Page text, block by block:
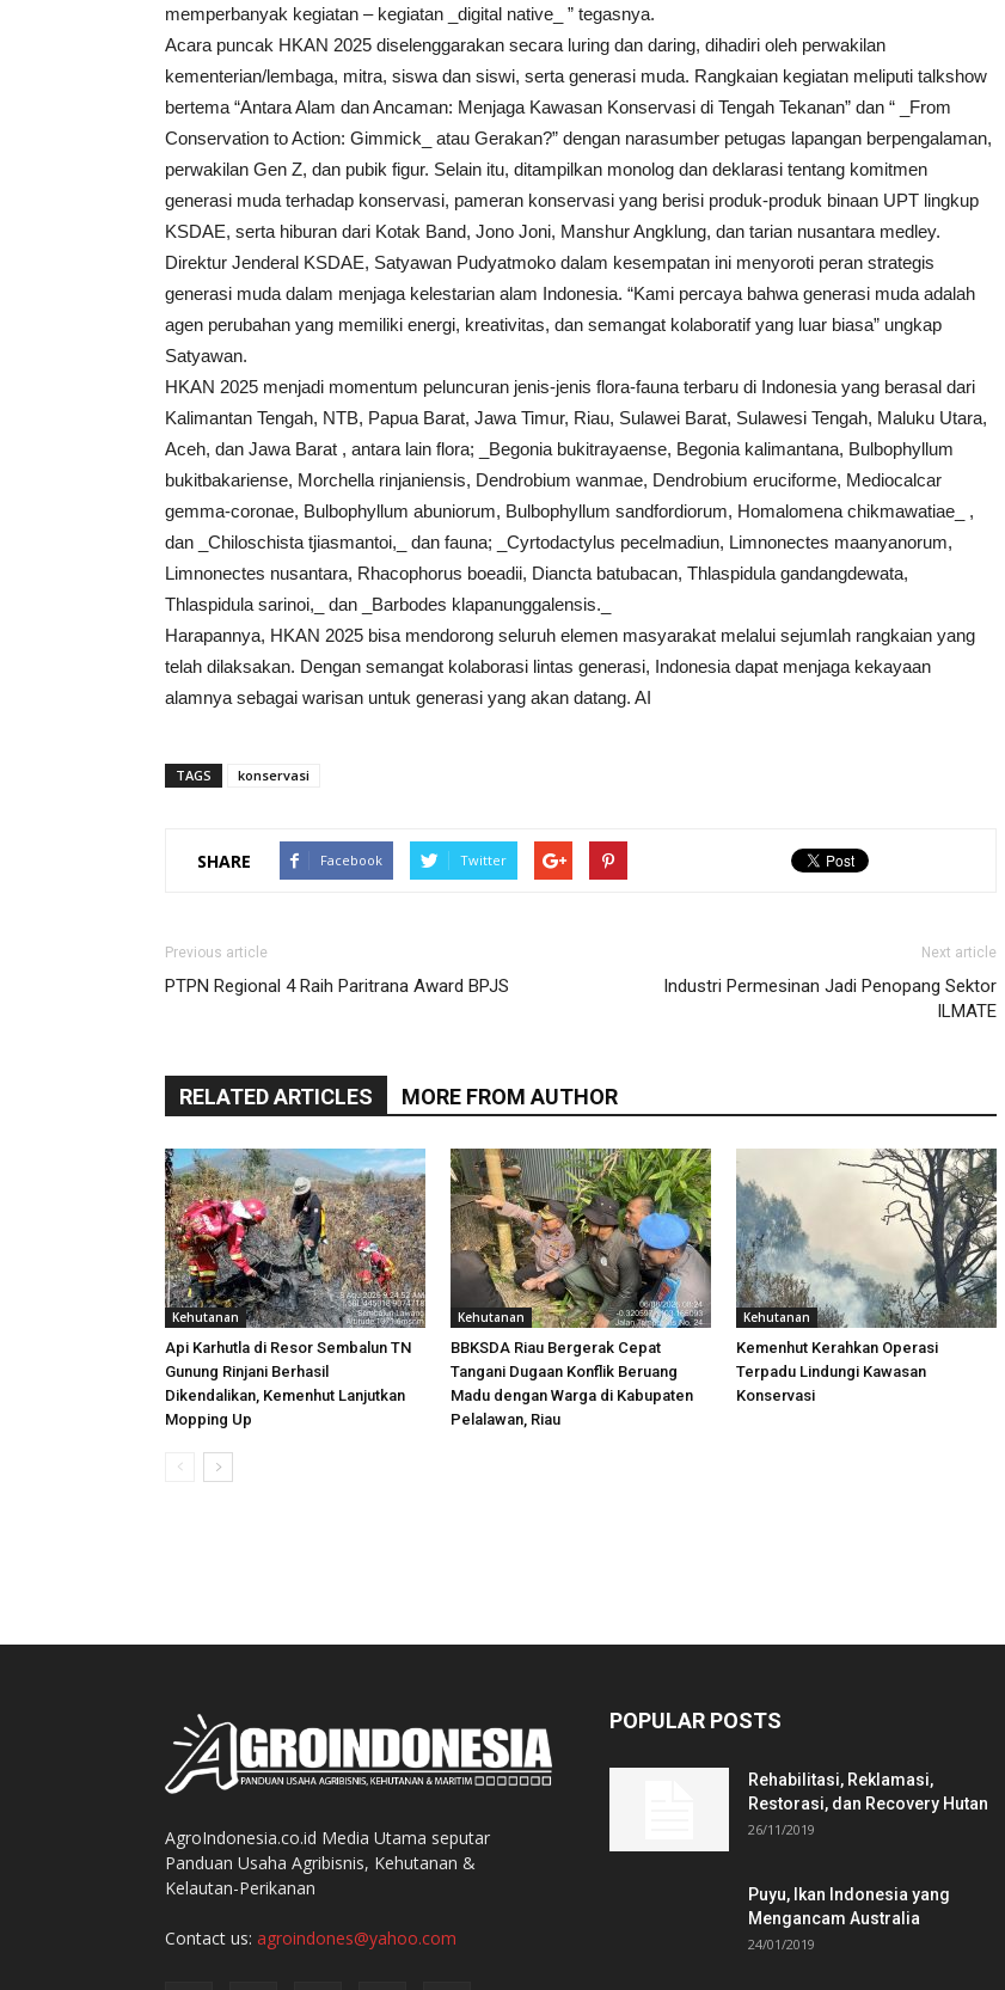
memperbanyak kegiatan – kegiatan _digital native_ ” tegasnya.
Acara puncak HKAN 2025 diselenggarakan secara luring dan daring, dihadiri oleh perwakilan
kementerian/lembaga, mitra, siswa dan siswi, serta generasi muda. Rangkaian kegiatan meliputi talkshow
bertema “Antara Alam dan Ancaman: Menjaga Kawasan Konservasi di Tengah Tekanan” dan “ _From
Conservation to Action: Gimmick_ atau Gerakan?” dengan narasumber petugas lapangan berpengalaman,
perwakilan Gen Z, dan pubik figur. Selain itu, ditampilkan monolog dan deklarasi tentang komitmen
generasi muda terhadap konservasi, pameran konservasi yang berisi produk-produk binaan UPT lingkup
KSDAE, serta hiburan dari Kotak Band, Jono Joni, Manshur Angklung, dan tarian nusantara medley.
Direktur Jenderal KSDAE, Satyawan Pudyatmoko dalam kesempatan ini menyoroti peran strategis
generasi muda dalam menjaga kelestarian alam Indonesia. “Kami percaya bahwa generasi muda adalah
agen perubahan yang memiliki energi, kreativitas, dan semangat kolaboratif yang luar biasa” ungkap
Satyawan.
HKAN 2025 menjadi momentum peluncuran jenis-jenis flora-fauna terbaru di Indonesia yang berasal dari
Kalimantan Tengah, NTB, Papua Barat, Jawa Timur, Riau, Sulawei Barat, Sulawesi Tengah, Maluku Utara,
Aceh, dan Jawa Barat , antara lain flora; _Begonia bukitrayaense, Begonia kalimantana, Bulbophyllum
bukitbakariense, Morchella rinjaniensis, Dendrobium wanmae, Dendrobium eruciforme, Mediocalcar
gemma-coronae, Bulbophyllum abuniorum, Bulbophyllum sandfordiorum, Homalomena chikmawatiae_ ,
dan _Chiloschista tjiasmantoi,_ dan fauna; _Cyrtodactylus pecelmadiun, Limnonectes maanyanorum,
Limnonectes nusantara, Rhacophorus boeadii, Diancta batubacan, Thlaspidula gandangdewata,
Thlaspidula sarinoi,_ dan _Barbodes klapanunggalensis._
Harapannya, HKAN 2025 bisa mendorong seluruh elemen masyarakat melalui sejumlah rangkaian yang
telah dilaksakan. Dengan semangat kolaborasi lintas generasi, Indonesia dapat menjaga kekayaan
alamnya sebagai warisan untuk generasi yang akan datang. AI
TAGS konservasi
SHARE Facebook Twitter
Previous article
PTPN Regional 4 Raih Paritrana Award BPJS
Next article
Industri Permesinan Jadi Penopang Sektor
ILMATE
RELATED ARTICLES MORE FROM AUTHOR
Kehutanan
Api Karhutla di Resor Sembalun TN
Gunung Rinjani Berhasil
Dikendalikan, Kemenhut Lanjutkan
Mopping Up
Kehutanan
BBKSDA Riau Bergerak Cepat
Tangani Dugaan Konflik Beruang
Madu dengan Warga di Kabupaten
Pelalawan, Riau
Kehutanan
Kemenhut Kerahkan Operasi
Terpadu Lindungi Kawasan
Konservasi
AgroIndonesia.co.id Media Utama seputar
Panduan Usaha Agribisnis, Kehutanan &
Kelautan-Perikanan
Contact us: agroindones@yahoo.com
POPULAR POSTS
Rehabilitasi, Reklamasi,
Restorasi, dan Recovery Hutan
26/11/2019
Puyu, Ikan Indonesia yang
Mengancam Australia
24/01/2019